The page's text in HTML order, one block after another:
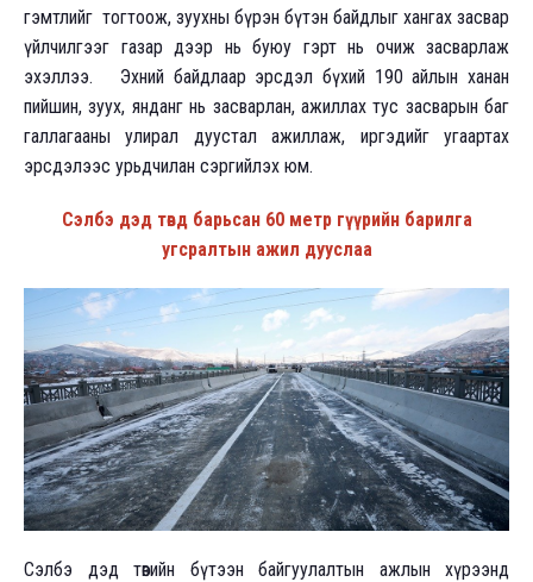
гэмтлийг тогтоож, зуухны бүрэн бүтэн байдлыг хангах засвар
үйлчилгээг газар дээр нь буюу гэрт нь очиж засварлаж
эхэллээ. Эхний байдлаар эрсдэл бүхий 190 айлын ханан
пийшин, зуух, янданг нь засварлан, ажиллах тус засварын баг
галлагааны улирал дуустал ажиллаж, иргэдийг угаартах
эрсдэлээс урьдчилан сэргийлэх юм.
Сэлбэ дэд төвд барьсан 60 метр гүүрийн барилга
угсралтын ажил дууслаа
Сэлбэ дэд төвийн бүтээн байгуулалтын ажлын хүрээнд